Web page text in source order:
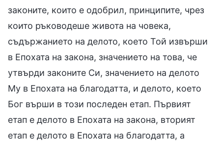
законите, които е одобрил, принципите, чрез
които ръководеше живота на човека,
съдържанието на делото, което Той извърши
в Епохата на закона, значението на това, че
утвърди законите Си, значението на делото
Му в Епохата на благодатта, и делото, което
Бог върши в този последен етап. Първият
етап е делото в Епохата на закона, вторият
етап е делото в Епохата на благодатта, а